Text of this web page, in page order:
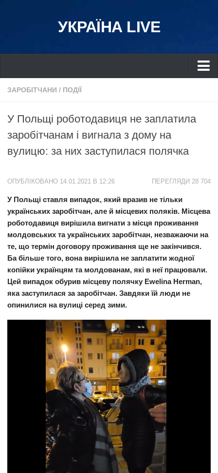
УКРАЇНА LIVE
Україна
Дніпро
Львів
Івано-Франківськ
Донбас
Одеса
Прикарпаття
Економіка
Політика
Світ
Цікаво
Наука
Технології
Рецепти
Привітання
Здоров’я
Кримінал
Трагедії
Курйози
ЗАРОБІТЧАНИ / ПОДІЇ
У Польщі роботодавиця не заплатила
заробітчанам і вигнала з дому на
вулицю: за них заступилася полячка
ПЕРЕГЛЯДИ 28 704
ОПУБЛІКОВАНО 14.01.2021 В 12:26
У Польщі ставля випадок, який вразив не тільки
українських заробітчан, але й місцевих поляків. Місцева
роботодавиця вирішила вигнати з місця проживання
молдовських та українських заробітчан, незважаючи на
те, що термін договору проживання ще не закінчився.
Ба більше того, вона вирішила не заплатити жодної
копійки українцям та молдованам, які в неї працювали.
Цей випадок обурив місцеву полячку Ewelina Herman,
яка заступилася за заробітчан. Завдяки їй люди не
опинилися на вулиці серед зими.